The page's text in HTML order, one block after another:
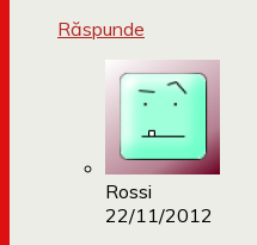
Răspunde
Rossi
22/11/2012